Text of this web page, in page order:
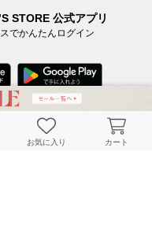
STORE 公式アプリ
でかんたんログイン
お気に入り カート